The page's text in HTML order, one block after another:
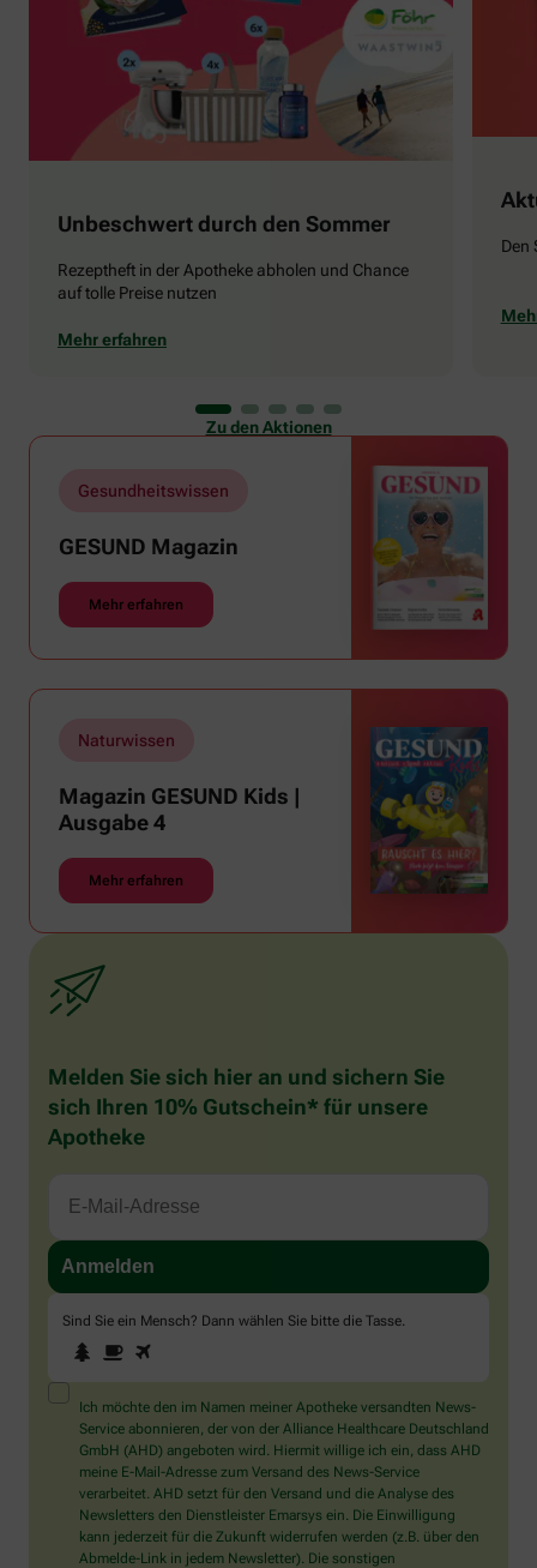
Unbeschwert durch den Sommer
Rezeptheft in der Apotheke abholen und Chance
auf tolle Preise nutzen
Mehr erfahren
Den
Zu den Aktionen
Gesundheitswissen
GESUND Magazin
Mehr erfahren
Naturwissen
Magazin GESUND Kids |
Ausgabe 4
Mehr erfahren
Melden Sie sich hier an und sichern Sie
sich Ihren 10% Gutschein* für unsere
Apotheke
Sind Sie ein Mensch? Dann wählen Sie bitte die Tasse.
Sind
Sie
ein
Mensch?
Dann
wählen
Sie
bitte
die
Tasse.
1 2
Ich möchte den im Namen meiner Apotheke versandten News-
Service abonnieren, der von der Alliance Healthcare Deutschland
GmbH (AHD) angeboten wird. Hiermit willige ich ein, dass AHD
meine E-Mail-Adresse zum Versand des News-Service
verarbeitet. AHD setzt für den Versand und die Analyse des
Newsletters den Dienstleister Emarsys ein. Die Einwilligung
kann jederzeit für die Zukunft widerrufen werden (z.B. über den
Abmelde-Link in jedem Newsletter). Die sonstigen